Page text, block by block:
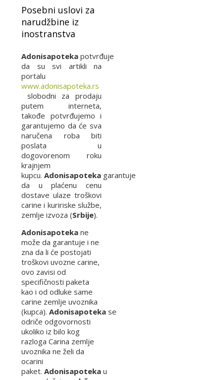
Posebni uslovi za
narudžbine iz
inostranstva
Adonisapoteka potvrđuje
da su svi artikli na
portalu
www.adonisapoteka.rs
slobodni za prodaju
putem interneta,
takođe potvrđujemo i
garantujemo da će sva
naručena roba biti
poslata u
dogovorenom roku
krajnjem
kupcu. Adonisapoteka garantuje
da u plaćenu cenu
dostave ulaze troškovi
carine i kuririske službe,
zemlje izvoza (Srbije).
Adonisapoteka ne
može da garantuje i ne
zna da li će postojati
troškovi uvozne carine,
ovo zavisi od
specifičnosti paketa
kao i od odluke same
carine zemlje uvoznika
(kupca). Adonisapoteka se
odriče odgovornosti
ukoliko iz bilo kog
razloga Carina zemlje
uvoznika ne želi da
ocarini
paket. Adonisapoteka u